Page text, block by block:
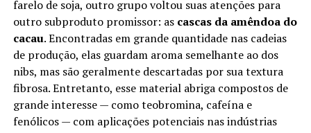
farelo de soja, outro grupo voltou suas atenções para
outro subproduto promissor: as cascas da amêndoa do
cacau. Encontradas em grande quantidade nas cadeias
de produção, elas guardam aroma semelhante ao dos
nibs, mas são geralmente descartadas por sua textura
fibrosa. Entretanto, esse material abriga compostos de
grande interesse — como teobromina, cafeína e
fenólicos — com aplicações potenciais nas indústrias